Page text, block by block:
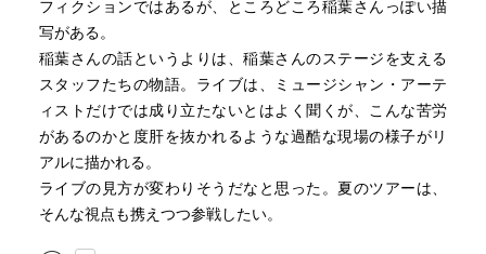
フィクションではあるが、ところどころ稲葉さんっぽい描
写がある。
稲葉さんの話というよりは、稲葉さんのステージを支える
スタッフたちの物語。ライブは、ミュージシャン・アーテ
ィストだけでは成り立たないとはよく聞くが、こんな苦労
があるのかと度肝を抜かれるような過酷な現場の様子がリ
アルに描かれる。
ライブの見方が変わりそうだなと思った。夏のツアーは、
そんな視点も携えつつ参戦したい。